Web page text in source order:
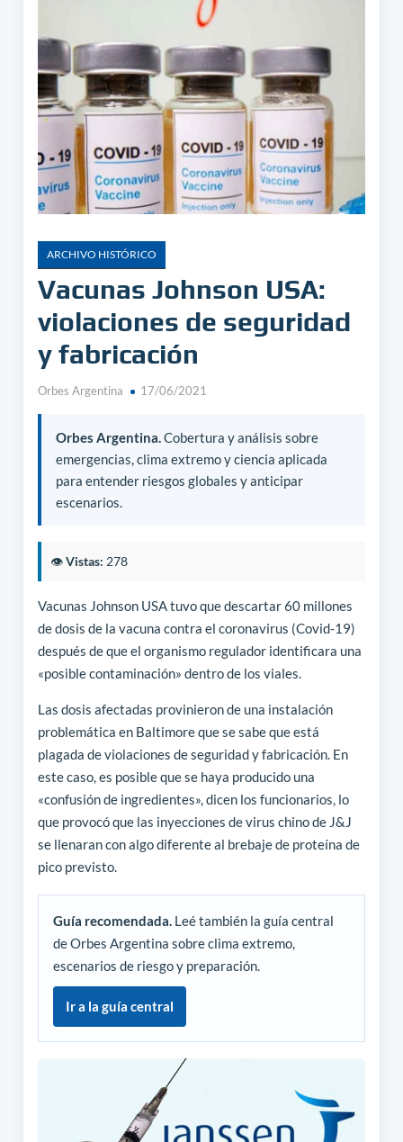
ARCHIVO HISTÓRICO
Vacunas Johnson USA:
violaciones de seguridad
y fabricación
Orbes Argentina 17/06/2021
Orbes Argentina.Cobertura y análisis sobre
emergencias, clima extremo y ciencia aplicada
para entender riesgos globales y anticipar
escenarios.
👁️Vistas: 278
Vacunas Johnson USA tuvo que descartar 60 millones
de dosis de la vacuna contra el coronavirus (Covid-19)
después de que el organismo regulador identificara una
«posible contaminación» dentro de los viales.
Las dosis afectadas provinieron de una instalación
problemática en Baltimore que se sabe que está
plagada de violaciones de seguridad y fabricación. En
este caso, es posible que se haya producido una
«confusión de ingredientes», dicen los funcionarios, lo
que provocó que las inyecciones de virus chino de J&J
se llenaran con algo diferente al brebaje de proteína de
pico previsto.
Guía recomendada.Leé también la guía central
de Orbes Argentina sobre clima extremo,
escenarios de riesgo y preparación.
Ir a la guía central